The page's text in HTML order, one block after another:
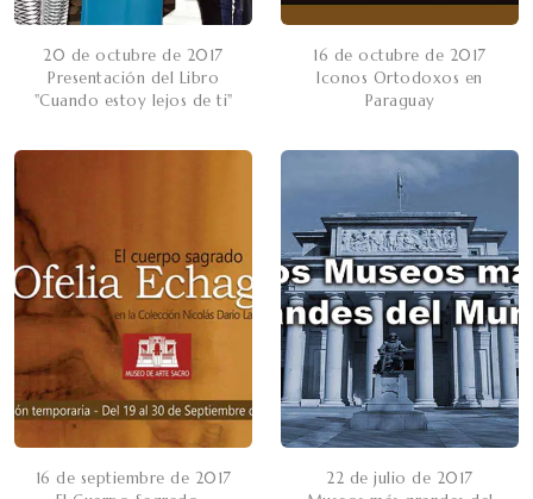
20 de octubre de 2017
Presentación del Libro
"Cuando estoy lejos de ti"
16 de octubre de 2017
Iconos Ortodoxos en
Paraguay
16 de septiembre de 2017
22 de julio de 2017